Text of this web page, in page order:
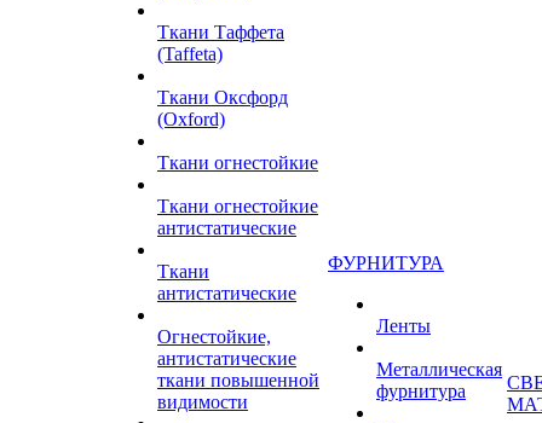
Ткани Таффета
(Taffeta)
Ткани Оксфорд
(Oxford)
Ткани огнестойкие
Ткани огнестойкие
антистатические
Ткани
антистатические
Огнестойкие,
антистатические
ткани повышенной
видимости
ФУРНИТУРА
Ленты
Металлическая
фурнитура